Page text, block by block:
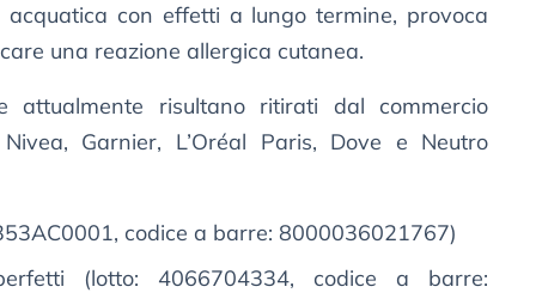
con effetti a lungo termine, provoca
una reazione allergica cutanea.
attualmente risultano ritirati dal commercio
Garnier, L’Oréal Paris, Dove e Neutro
codice a barre: 8000036021767)
(lotto: 4066704334, codice a barre: